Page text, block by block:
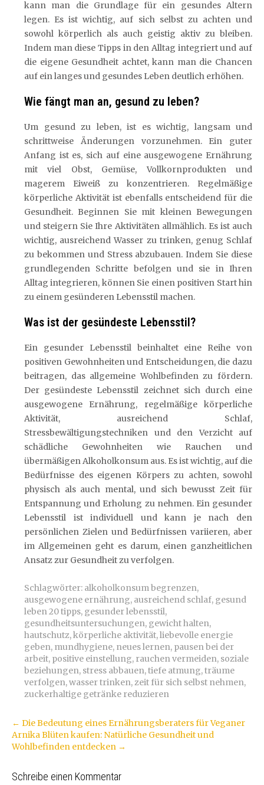
kann man die Grundlage für ein gesundes Altern
legen. Es ist wichtig, auf sich selbst zu achten und
sowohl körperlich als auch geistig aktiv zu bleiben.
Indem man diese Tipps in den Alltag integriert und auf
die eigene Gesundheit achtet, kann man die Chancen
auf ein langes und gesundes Leben deutlich erhöhen.
Wie fängt man an, gesund zu leben?
Um gesund zu leben, ist es wichtig, langsam und
schrittweise Änderungen vorzunehmen. Ein guter
Anfang ist es, sich auf eine ausgewogene Ernährung
mit viel Obst, Gemüse, Vollkornprodukten und
magerem Eiweiß zu konzentrieren. Regelmäßige
körperliche Aktivität ist ebenfalls entscheidend für die
Gesundheit. Beginnen Sie mit kleinen Bewegungen
und steigern Sie Ihre Aktivitäten allmählich. Es ist auch
wichtig, ausreichend Wasser zu trinken, genug Schlaf
zu bekommen und Stress abzubauen. Indem Sie diese
grundlegenden Schritte befolgen und sie in Ihren
Alltag integrieren, können Sie einen positiven Start hin
zu einem gesünderen Lebensstil machen.
Was ist der gesündeste Lebensstil?
Ein gesunder Lebensstil beinhaltet eine Reihe von
positiven Gewohnheiten und Entscheidungen, die dazu
beitragen, das allgemeine Wohlbefinden zu fördern.
Der gesündeste Lebensstil zeichnet sich durch eine
ausgewogene Ernährung, regelmäßige körperliche
Aktivität, ausreichend Schlaf,
Stressbewältigungstechniken und den Verzicht auf
schädliche Gewohnheiten wie Rauchen und
übermäßigen Alkoholkonsum aus. Es ist wichtig, auf die
Bedürfnisse des eigenen Körpers zu achten, sowohl
physisch als auch mental, und sich bewusst Zeit für
Entspannung und Erholung zu nehmen. Ein gesunder
Lebensstil ist individuell und kann je nach den
persönlichen Zielen und Bedürfnissen variieren, aber
im Allgemeinen geht es darum, einen ganzheitlichen
Ansatz zur Gesundheit zu verfolgen.
Schlagwörter: alkoholkonsum begrenzen,
ausgewogene ernährung, ausreichend schlaf, gesund
leben 20 tipps, gesunder lebensstil,
gesundheitsuntersuchungen, gewicht halten,
hautschutz,körperliche aktivität,liebevolle energie
geben, mundhygiene, neues lernen, pausen bei der
arbeit, positive einstellung, rauchen vermeiden, soziale
beziehungen, stress abbauen,tiefe atmung,träume
verfolgen,wasser trinken, zeit für sich selbst nehmen,
zuckerhaltige getränke reduzieren
Artikel-
Navigation
← Die Bedeutung eines Ernährungsberaters für Veganer
Arnika Blüten kaufen: Natürliche Gesundheit und
Wohlbefinden entdecken →
Schreibe einen Kommentar